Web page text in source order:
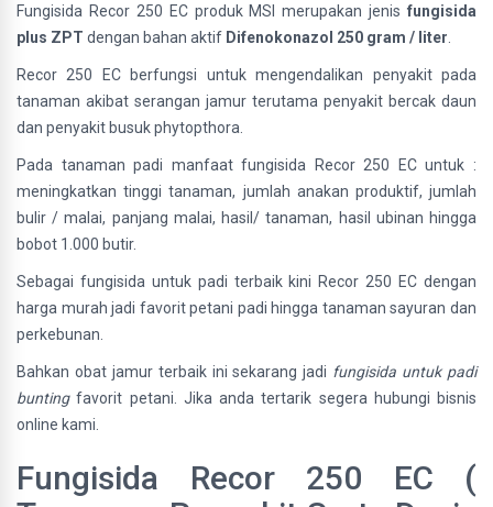
Fungisida Recor 250 EC produk MSI merupakan jenis fungisida
plus ZPT dengan bahan aktif Difenokonazol 250 gram / liter
Recor 250 EC berfungsi untuk mengendalikan penyakit pada
tanaman akibat serangan jamur terutama penyakit bercak daun
dan penyakit busuk phytopthora.
Pada tanaman padi manfaat fungisida Recor 250 EC untuk :
meningkatkan tinggi tanaman, jumlah anakan produktif, jumlah
bulir / malai, panjang malai, hasil/ tanaman, hasil ubinan hingga
bobot 1.000 butir.
Sebagai fungisida untuk padi terbaik kini Recor 250 EC dengan
harga murah jadi favorit petani padi hingga tanaman sayuran dan
perkebunan.
Bahkan obat jamur terbaik ini sekarang jadi fungisida untuk padi
buntingfavorit petani. Jika anda tertarik segera hubungi bisnis
online kami.
Fungisida Recor 250 EC (